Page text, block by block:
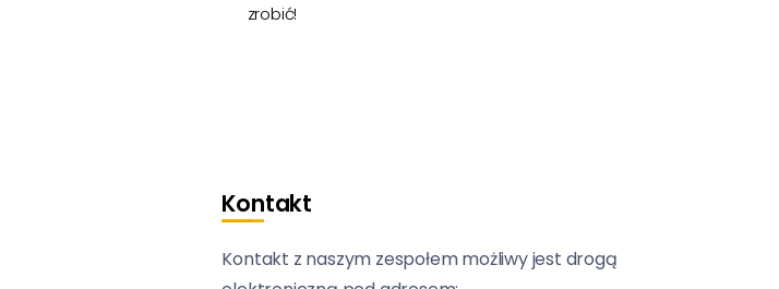
zrobić!
Kontakt
Kontakt z naszym zespołem możliwy jest drogą